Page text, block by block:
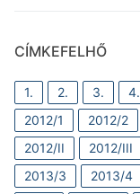
CÍMKEFELHŐ
1. 2. 3. 4.
2012/1
2012/2
2012/II
2012/III
2013/3
2013/4